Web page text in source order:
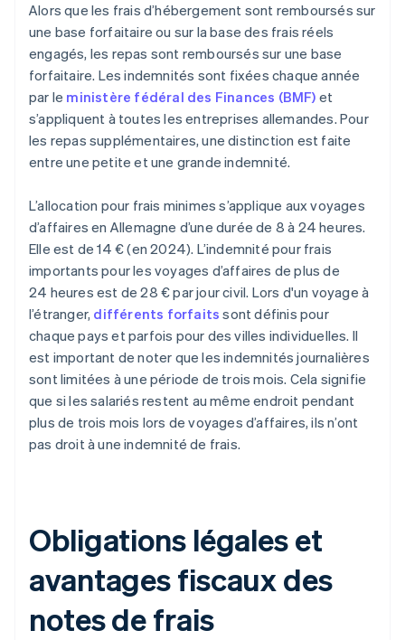
Alors que les frais d’hébergement sont remboursés sur
une base forfaitaire ou sur la base des frais réels
engagés, les repas sont remboursés sur une base
forfaitaire. Les indemnités sont fixées chaque année
par le ministère fédéral des Finances (BMF) et
s’appliquent à toutes les entreprises allemandes. Pour
les repas supplémentaires, une distinction est faite
entre une petite et une grande indemnité.
L’allocation pour frais minimes s’applique aux voyages
d’affaires en Allemagne d’une durée de 8 à 24 heures.
Elle est de 14 € (en 2024). L’indemnité pour frais
importants pour les voyages d’affaires de plus de
24 heures est de 28 € par jour civil. Lors d'un voyage à
l’étranger, différents forfaits sont définis pour
chaque pays et parfois pour des villes individuelles. Il
est important de noter que les indemnités journalières
sont limitées à une période de trois mois. Cela signifie
que si les salariés restent au même endroit pendant
plus de trois mois lors de voyages d’affaires, ils n’ont
pas droit à une indemnité de frais.
Obligations légales et
avantages fiscaux des
notes de frais